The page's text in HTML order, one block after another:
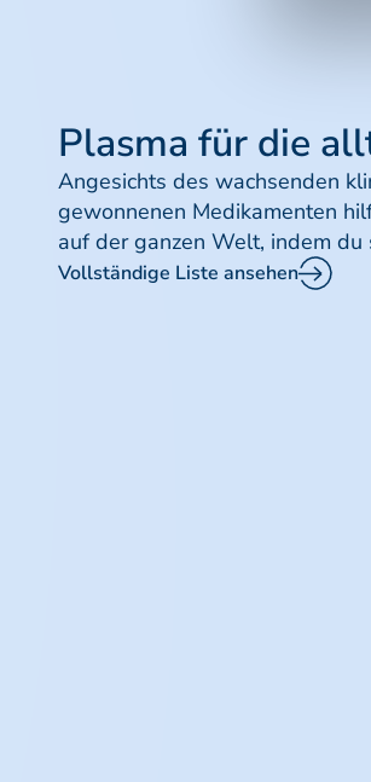
Plasma für die
Angesichts des wachsenden
gewonnenen Medikamenten
auf der ganzen Welt, indem du
Vollständige Liste ansehen